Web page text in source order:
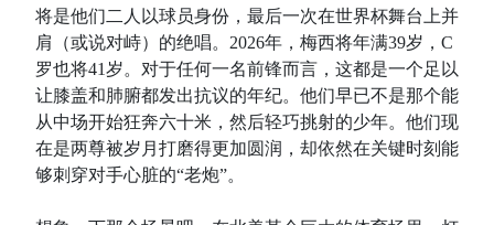
将是他们二人以球员身份，最后一次在世界杯舞台上并
肩（或说对峙）的绝唱。2026年，梅西将年满39岁，C
罗也将41岁。对于任何一名前锋而言，这都是一个足以
让膝盖和肺腑都发出抗议的年纪。他们早已不是那个能
从中场开始狂奔六十米，然后轻巧挑射的少年。他们现
在是两尊被岁月打磨得更加圆润，却依然在关键时刻能
够刺穿对手心脏的“老炮”。